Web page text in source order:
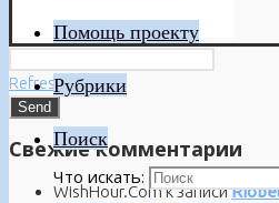
Помощь проекту
Рубрики
Поиск
Что искать:
Refresh
Свежие комментарии
WishHour.Comк записи